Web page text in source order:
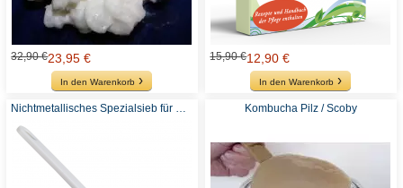
32,90 €23,95 €
In den Warenkorb
15,90 €12,90 €
In den Warenkorb
Nichtmetallisches Spezialsieb für Kefir Kombucha Pilz / Scoby